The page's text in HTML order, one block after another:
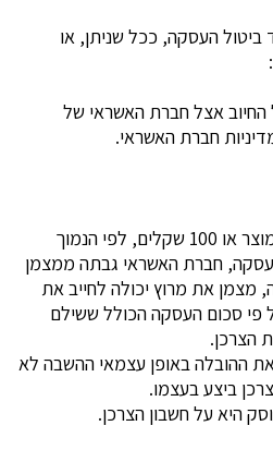
העסקה, ככל שניתן, או
החיוב אצל חברת האשראי של
חברת האשראי.
: 5% ממחיר המוצר או 100 שקלים, לפי הנמוך
עסקה, חברת האשראי גבתה ממצמן
מצמן את מרוץ יכולה לחייב את
פי סכום העסקה הכולל ששילם
הצרכן.
ההובלה באופן עצמאי ההשבה לא
ביצע בעצמו.
היא על חשבון הצרכן.